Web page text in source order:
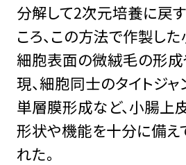
分解して2次元培養に戻
ころ、この方法で作製し
細胞表面の微絨毛の形成
現、細胞同士のタイトジャ
単層膜形成など、小腸上
形状や機能を十分に備え
れた。